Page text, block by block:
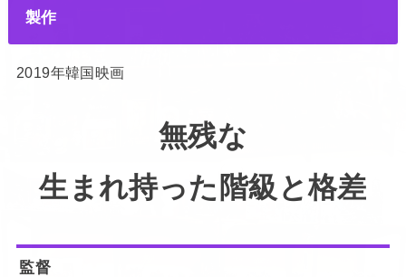
製作
2019年韓国映画
無残な
生まれ持った階級と格差
監督